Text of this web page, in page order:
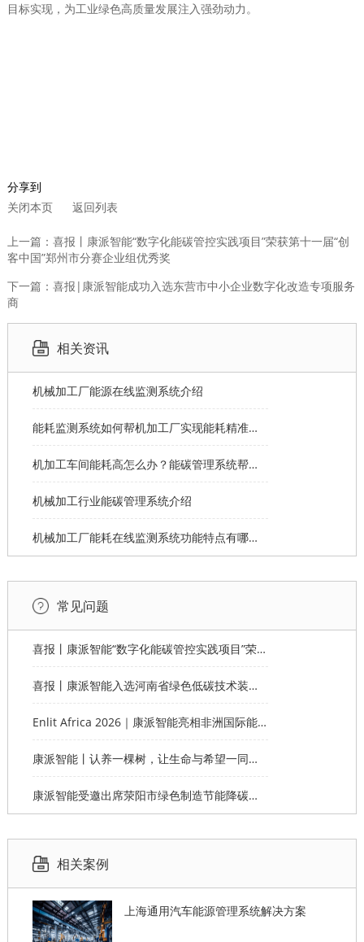
目标实现，为工业绿色高质量发展注入强劲动力。
分享到
关闭本页
返回列表
上一篇：喜报丨康派智能“数字化能碳管控实践项目”荣获第十一届“创
客中国”郑州市分赛企业组优秀奖
下一篇：喜报|康派智能成功入选东营市中小企业数字化改造专项服务
商
相关资讯
机械加工厂能源在线监测系统介绍
能耗监测系统如何帮机加工厂实现能耗精准分摊？
机加工车间能耗高怎么办？能碳管理系统帮您节能
机械加工行业能碳管理系统介绍
机械加工厂能耗在线监测系统功能特点有哪些？
常见问题
喜报丨康派智能“数字化能碳管控实践项目”荣获第十一届“创客中国”郑州市分赛企业组优秀奖
喜报丨康派智能入选河南省绿色低碳技术装备应用典型案例
Enlit Africa 2026｜康派智能亮相非洲国际能源电力展，赋能非洲能源数字化绿色转型
康派智能丨认养一棵树，让生命与希望一同生长
康派智能受邀出席荥阳市绿色制造节能降碳工作说明会并作主题分享
相关案例
上海通用汽车能源管理系统解决方案